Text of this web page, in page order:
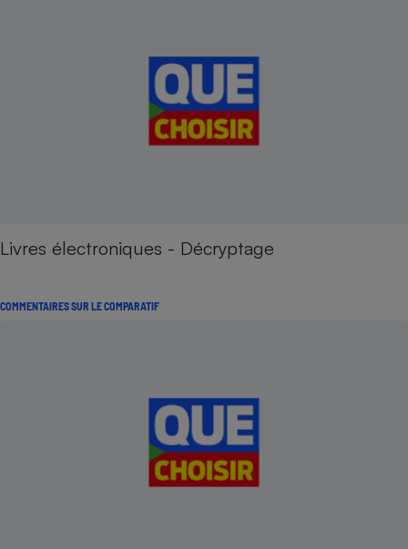
Livres électroniques - Décryptage
COMMENTAIRES SUR LE COMPARATIF